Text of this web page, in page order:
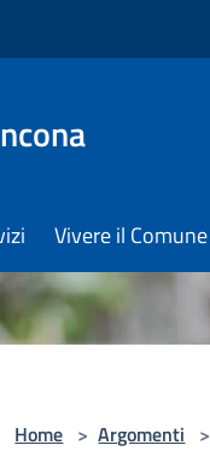
Vivere il Comune
Home > Argomenti >